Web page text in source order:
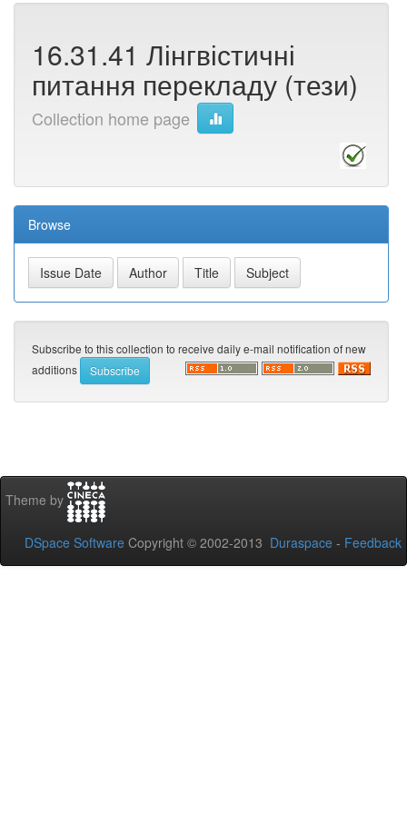
16.31.41 Лінгвістичні
питання перекладу (тези)
Collection home page
Browse
Subscribe to this collection to receive daily e-mail notification of new
additions
Theme by
DSpace Software Copyright © 2002-2013 Duraspace - Feedback